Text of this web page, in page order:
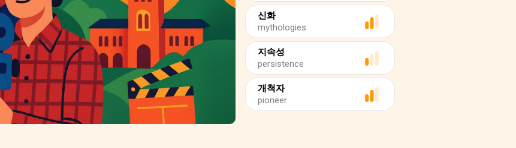
신화
mythologies
지속성
persistence
개척자
pioneer